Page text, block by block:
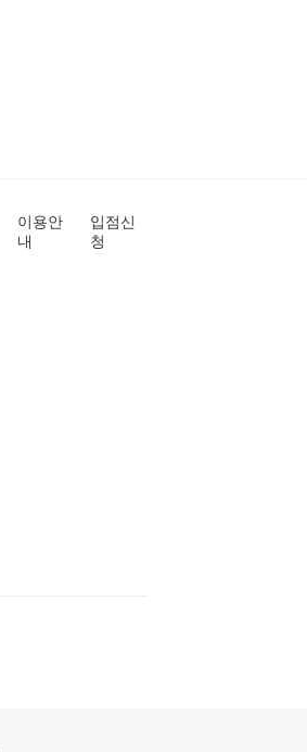
이용안
내
입점신
청